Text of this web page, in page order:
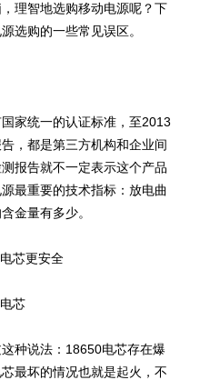
理智地选购移动电源呢？下
选购的一些常见误区。
统一的认证标准，至2013
，都是第三方机构和企业间
报告就不一定表示这个产品
最重要的技术指标：放电曲
金量有多少。
芯更安全
芯
说法：18650电芯存在爆
最坏的情况也就是起火，不